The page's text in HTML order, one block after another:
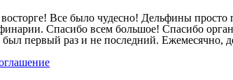
Все было чудесно! Дельфины
Спасибо всем большое! Спасибо
первый раз и не последний. Ежемесячно,